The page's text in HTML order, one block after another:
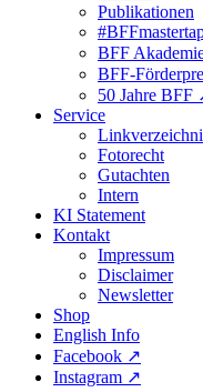
Publikationen
BFF
BFF-
50 Jahre BFF
Service
Fotorecht
Gutachten
Intern
KI Statement
Kontakt
Impressum
Disclaimer
Newsletter
Shop
English Info
Facebook ↗︎
Instagram ↗︎